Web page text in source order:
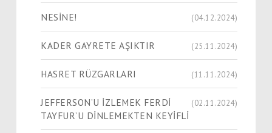
NESİNE! (04.12.2024)
KADER GAYRETE AŞIKTIR (25.11.2024)
HASRET RÜZGARLARI (11.11.2024)
JEFFERSON’U İZLEMEK FERDİ
TAYFUR’U DİNLEMEKTEN KEYİFLİ
(02.11.2024)